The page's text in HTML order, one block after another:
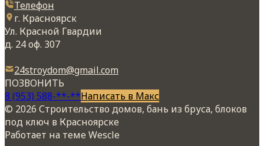
Телефон
г. Красноярск
Ул. Красной Гвардии
д. 24 оф. 307
24stroydom@gmail.com
ПОЗВОНИТЬ
8 (953) 588-**-**Написать в Макс
© 2026 Строительство домов, бань из бруса, блоков
под ключ в Красноярске
Работает на теме Wescle